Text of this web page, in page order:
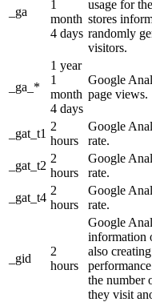
_ga
1
month
4 days
usage for
stores
randomly
visitors.
_ga_*
1 year
1
month
4 days
Google
page views.
_gat_t1
2
hours
Google
rate.
_gat_t2
2
hours
Google
rate.
_gat_t4
2
hours
Google
rate.
_gid
2
hours
Google
information
also
the number
they visit